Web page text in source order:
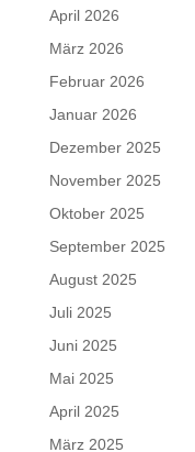
April 2026
März 2026
Februar 2026
Januar 2026
Dezember 2025
November 2025
Oktober 2025
September 2025
August 2025
Juli 2025
Juni 2025
Mai 2025
April 2025
März 2025